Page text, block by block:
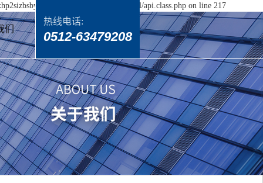
wwwroot/source/model/api.class.php on line 217
们
热线电话:
0512-63479208